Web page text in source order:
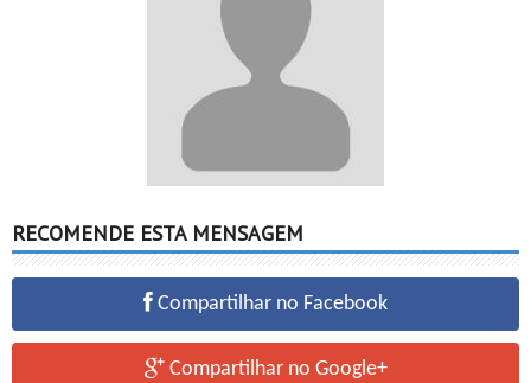
RECOMENDE ESTA MENSAGEM
Compartilhar no Facebook
Compartilhar no Google+